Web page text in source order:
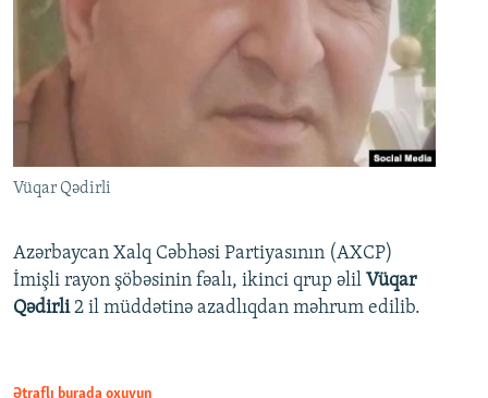
Vüqar Qədirli
Azərbaycan Xalq Cəbhəsi Partiyasının (AXCP)
İmişli rayon şöbəsinin fəalı, ikinci qrup əlil Vüqar
Qədirli2 il müddətinə azadlıqdan məhrum edilib.
Ətraflı burada oxuyun